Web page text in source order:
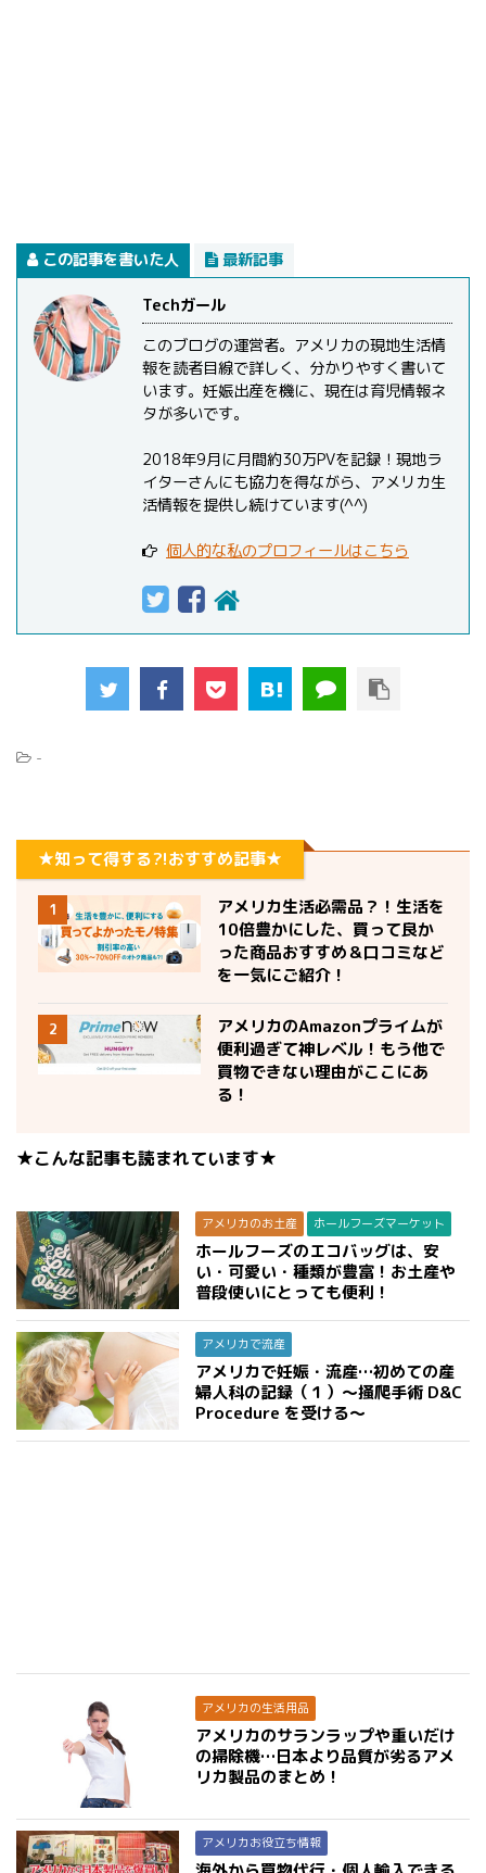
この記事を書いた人 最新記事
Techガール
このブログの運営者。アメリカの現地生活情
報を読者目線で詳しく、分かりやすく書いて
います。妊娠出産を機に、現在は育児情報ネ
タが多いです。
2018年9月に月間約30万PVを記録！現地ラ
イターさんにも協力を得ながら、アメリカ生
活情報を提供し続けています(^^)
個人的な私のプロフィールはこちら
-
★知って得する?!おすすめ記事★
1
アメリカ生活必需品？！生活を
10倍豊かにした、買って良か
った商品おすすめ＆口コミなど
を一気にご紹介！
2
アメリカのAmazonプライムが
便利過ぎて神レベル！もう他で
買物できない理由がここにあ
る！
★こんな記事も読まれています★
アメリカのお土産 ホールフーズマーケット
ホールフーズのエコバッグは、安
い・可愛い・種類が豊富！お土産や
普段使いにとっても便利！
アメリカで流産
アメリカで妊娠・流産…初めての産
婦人科の記録（１）〜掻爬手術 D&C
Procedure を受ける〜
アメリカの生活用品
アメリカのサランラップや重いだけ
の掃除機…日本より品質が劣るアメ
リカ製品のまとめ！
アメリカお役立ち情報